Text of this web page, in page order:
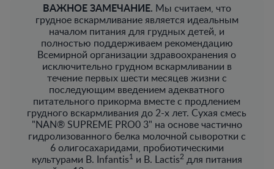
ВАЖНОЕ ЗАМЕЧАНИЕ. Мы считаем, что
грудное вскармливание является идеальным
началом питания для грудных детей, и
полностью поддерживаем рекомендацию
Всемирной организации здравоохранения о
исключительно грудном вскармливании в
течение первых шести месяцев жизни с
последующим введением адекватного
питательного прикорма вместе с продлением
грудного вскармливания до 2-х лет. Сухая смесь
"NAN® SUPREME PRO0 3" на основе частично
гидролизованного белка молочной сыворотки с
6 олигосахаридами, пробиотическими
культурами B. Infantis1 и B. Lactis2для питания